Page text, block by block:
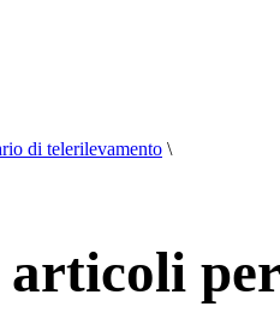
di telerilevamento \
articoli